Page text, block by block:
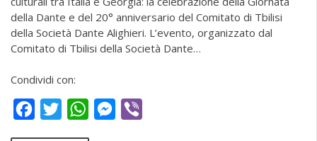
della Dante e del 20° anniversario del Comitato di Tbilisi
della Società Dante Alighieri. L’evento, organizzato dal
Comitato di Tbilisi della Società Dante…
Condividi con:
FacebookTwitterWhatsAppMessenger